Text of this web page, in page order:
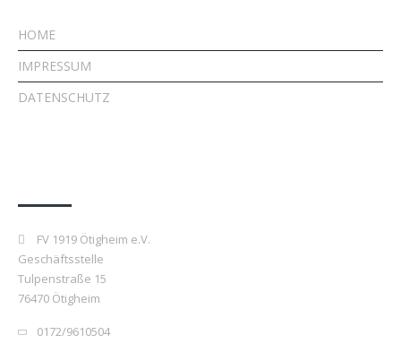
HOME
IMPRESSUM
DATENSCHUTZ
FV 1919 Ötigheim e.V.
Geschäftsstelle
Tulpenstraße 15
76470 Ötigheim
0172/9610504